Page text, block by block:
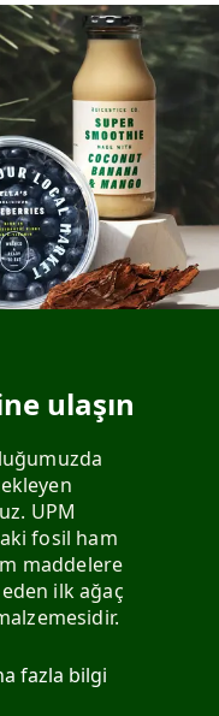
ulaşın
UPM
fosil ham
maddelere
ilk ağaç
fazla bilgi